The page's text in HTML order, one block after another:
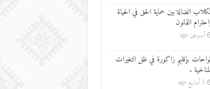
الضالة بين حماية الحق في الحياة
القانون
أسبوعين ago
بإقليم زاكورة في ظل التغيرات
.
3 أسابيع ago